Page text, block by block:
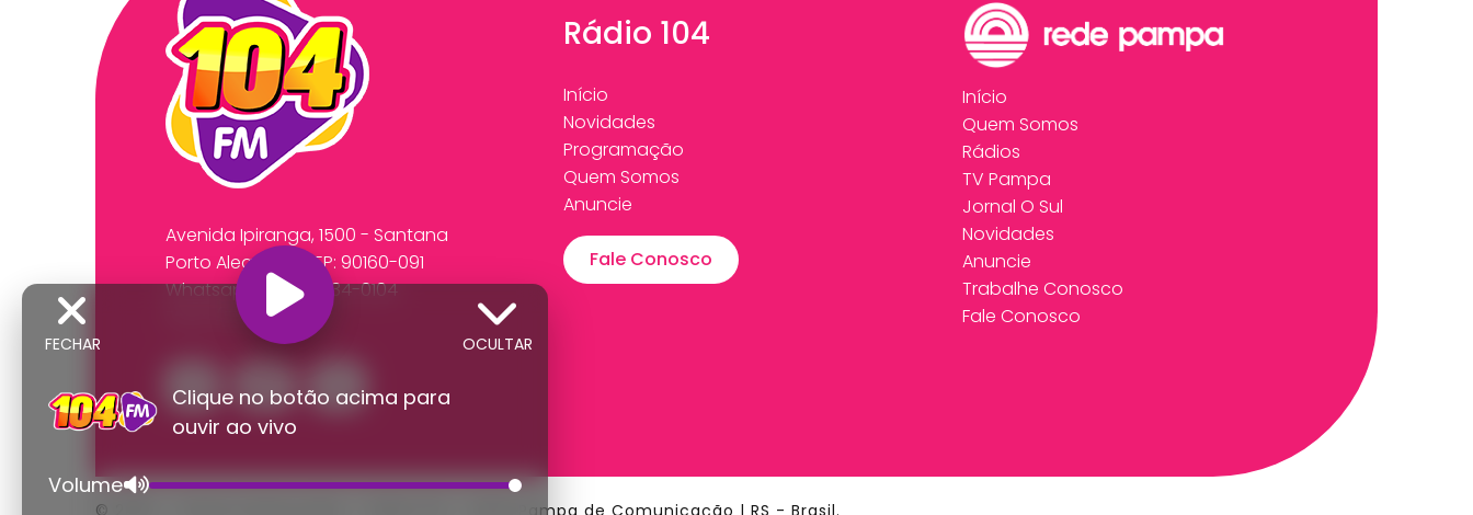
Avenida Ipiranga, 1500 - Santana
Porto Alegre/RS CEP: 90160-091
Whatsapp:
(51) 99534-0104
Fone: (51) 3218-2591
Rádio 104
Início
Novidades
Programação
Quem Somos
Anuncie
Fale Conosco
Início
Quem Somos
Rádios
TV Pampa
Jornal O Sul
Novidades
Anuncie
Trabalhe Conosco
Fale Conosco
© 2026 - Direitos Reservados - Rádio 104 - Rede Pampa de Comunicação | RS - Brasil.
OCULTAR
FECHAR
Clique no botão acima para
ouvir ao vivo
Volume